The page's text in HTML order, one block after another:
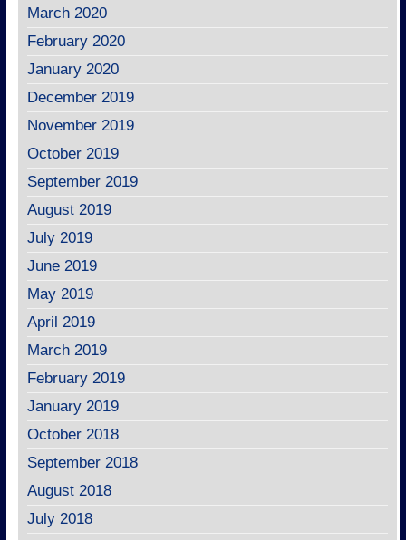
March 2020
February 2020
January 2020
December 2019
November 2019
October 2019
September 2019
August 2019
July 2019
June 2019
May 2019
April 2019
March 2019
February 2019
January 2019
October 2018
September 2018
August 2018
July 2018